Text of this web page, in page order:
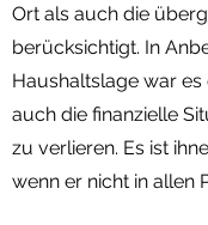
Ort als auch die
berücksichtigt. In
Haushaltslage war
auch die finanzielle
zu verlieren. Es ist
wenn er nicht in allen